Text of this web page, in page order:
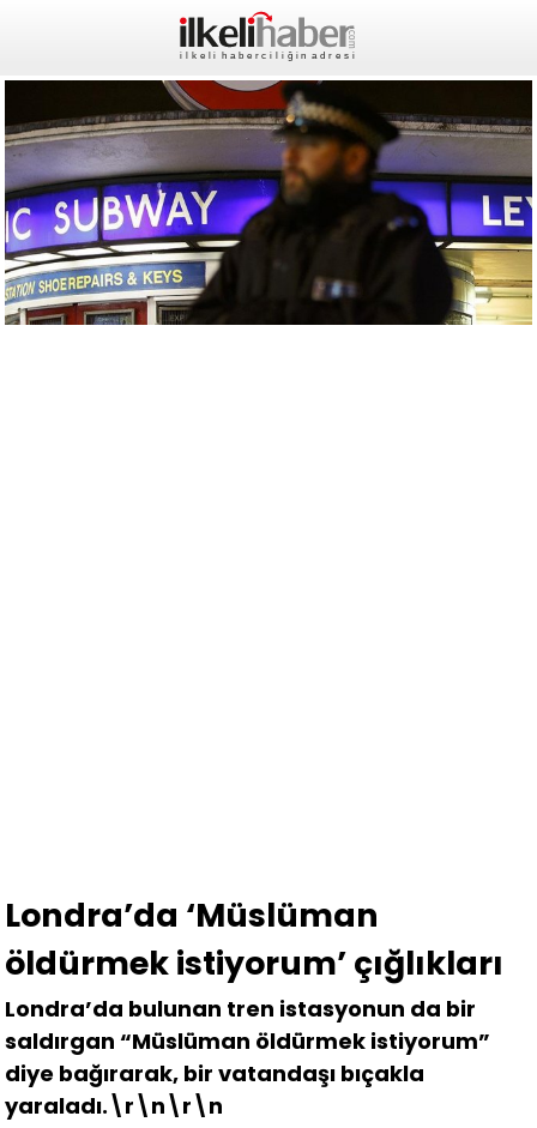
Londra’da ‘Müslüman
öldürmek istiyorum’ çığlıkları
Londra’da bulunan tren istasyonun da bir
saldırgan “Müslüman öldürmek istiyorum”
diye bağırarak, bir vatandaşı bıçakla
yaraladı.\r\n\r\n